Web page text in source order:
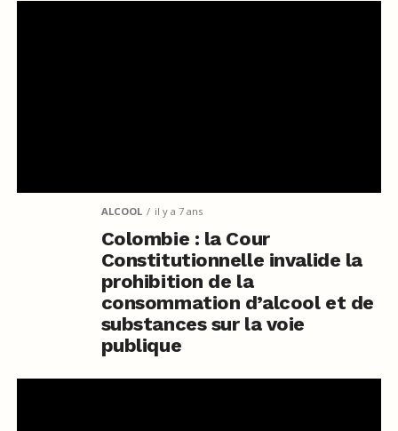
ALCOOL il y a 7 ans
Colombie : la Cour
Constitutionnelle invalide la
prohibition de la
consommation d’alcool et de
substances sur la voie
publique